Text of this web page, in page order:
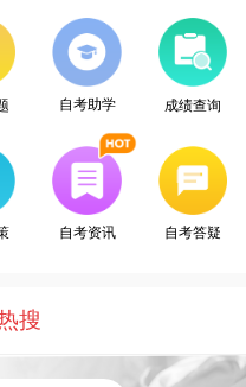
自考助学 成绩查询
自考资讯 自考答疑
搜